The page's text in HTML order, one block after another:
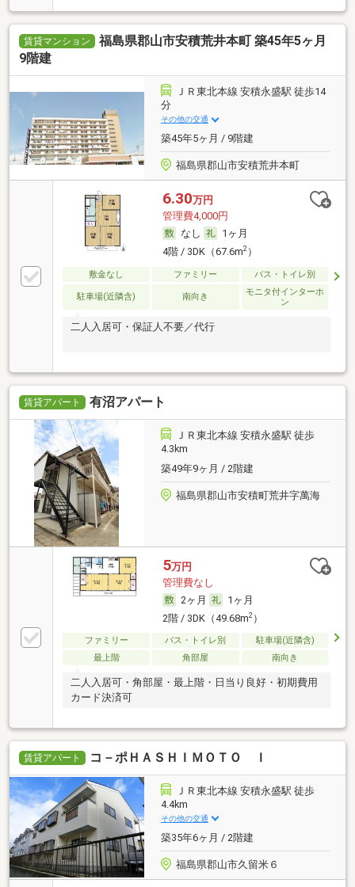
賃貸マンション
福島県郡山市安積荒井本町 築45年5ヶ月
9階建
ＪＲ東北本線 安積永盛駅 徒歩14
分
その他の交通
築45年5ヶ月 / 9階建
福島県郡山市安積荒井本町
6.30万円
管理費4,000円
なし
1ヶ月
4階 / 3DK（67.6m2）
敷金なし ファミリー バス・トイレ別
駐車場(近隣含) 南向き
モニタ付インターホ
ン
二人入居可・保証人不要／代行
賃貸アパート 有沼アパート
ＪＲ東北本線 安積永盛駅 徒歩
4.3km
築49年9ヶ月 / 2階建
福島県郡山市安積町荒井字萬海
5万円
管理費なし
2ヶ月
1ヶ月
2階 / 3DK（49.68m2）
ファミリー バス・トイレ別
駐車場(近隣含)
最上階
角部屋 南向き
二人入居可・角部屋・最上階・日当り良好・初期費用
カード決済可
賃貸アパート コ－ポＨＡＳＨＩＭＯＴＯ Ｉ
ＪＲ東北本線 安積永盛駅 徒歩
4.4km
その他の交通
築35年6ヶ月 / 2階建
福島県郡山市久留米６